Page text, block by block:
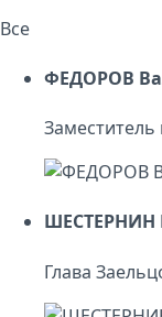
Все
ФЕДОРОВ
Заместитель
ШЕСТЕРНИН
Глава